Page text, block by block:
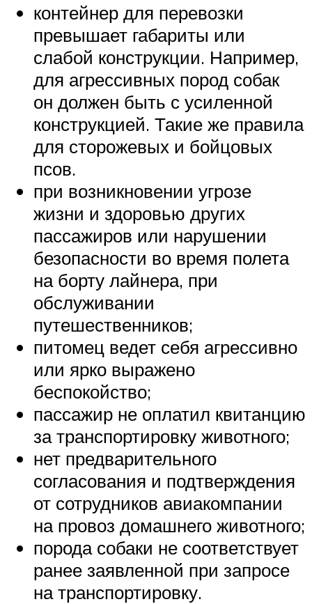
контейнер для перевозки
превышает габариты или
слабой конструкции. Например,
для агрессивных пород собак
он должен быть с усиленной
конструкцией. Такие же правила
для сторожевых и бойцовых
псов.
при возникновении угрозе
жизни и здоровью других
пассажиров или нарушении
безопасности во время полета
на борту лайнера, при
обслуживании
путешественников;
питомец ведет себя агрессивно
или ярко выражено
беспокойство;
пассажир не оплатил квитанцию
за транспортировку животного;
нет предварительного
согласования и подтверждения
от сотрудников авиакомпании
на провоз домашнего животного;
порода собаки не соответствует
ранее заявленной при запросе
на транспортировку.